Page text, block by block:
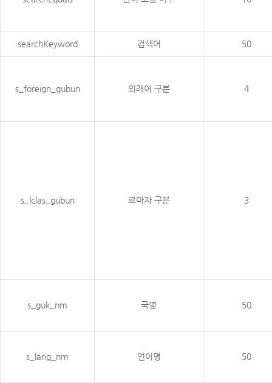
searchKeyword 검색어 50
s_foreign_gubun 외래어 구분 4
s_lclas_gubun 로마자 구분 3
s_guk_nm 국명 50
s_lang_nm 언어명 50